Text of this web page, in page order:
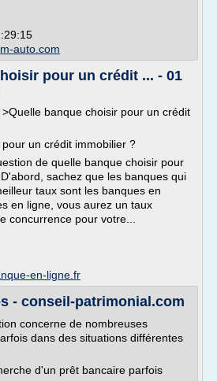
auto.com
pour un crédit ... - 01
banque choisir pour un crédit
un crédit immobilier ?
de quelle banque choisir pour
sachez que les banques qui
taux sont les banques en
en ligne, vous aurez un taux
concurrence pour votre...
en-ligne.fr
- conseil-patrimonial.com
concerne de nombreuses
dans des situations différentes
d'un prêt bancaire parfois